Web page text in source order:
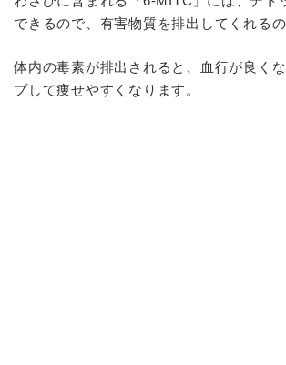
できるので、有害物質を排出してくれるの
体内の毒素が排出されると、血行が良く
プして痩せやすくなります。